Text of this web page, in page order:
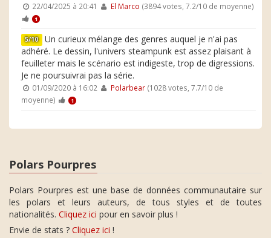
22/04/2025 à 20:41 El Marco (3894 votes, 7.2/10 de moyenne)
1
5/10 Un curieux mélange des genres auquel je n'ai pas
adhéré. Le dessin, l'univers steampunk est assez plaisant à
feuilleter mais le scénario est indigeste, trop de digressions.
Je ne poursuivrai pas la série.
01/09/2020 à 16:02 Polarbear(1028 votes, 7.7/10 de
moyenne)
1
Polars Pourpres
Polars Pourpres est une base de données communautaire sur
les polars et leurs auteurs, de tous styles et de toutes
nationalités. Cliquez ici pour en savoir plus !
Envie de stats ? Cliquez ici !